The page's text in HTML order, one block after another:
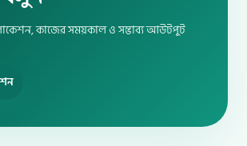
কাজের সময়কাল ও সম্ভাব্য আউটপুট